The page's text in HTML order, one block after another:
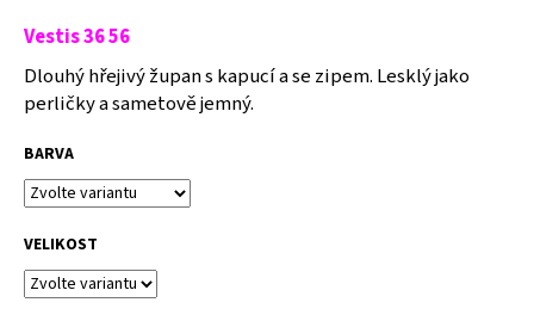
hvězdiček.
Vestis 36 56
Dlouhý hřejivý župan s kapucí a se zipem. Lesklý jako
perličky a sametově jemný.
BARVA
VELIKOST
HLEDAT
D
o
p
r